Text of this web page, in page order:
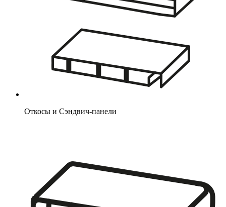
Откосы и Сэндвич-панели